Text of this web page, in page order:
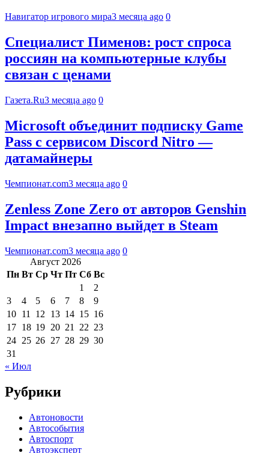
Навигатор игрового мира3 месяца ago 0
Специалист Пименов: рост спроса
россиян на компьютерные клубы
связан с ценами
Газета.Ru3 месяца ago 0
Microsoft объединит подписку Game
Pass с сервисом Discord Nitro —
датамайнеры
Чемпионат.com3 месяца ago 0
Zenless Zone Zero от авторов Genshin
Impact внезапно выйдет в Steam
Чемпионат.com3 месяца ago 0
Август 2026
Пн Вт Ср Чт Пт Сб Вс
1
2
3
4 5 6 7 8
9
10 11 12 13 14 15 16
17 18 19 20 21 22 23
24 25 26 27 28 29 30
31
« Июл
Рубрики
Автоновости
Автособытия
Автоспорт
Автоэксперт